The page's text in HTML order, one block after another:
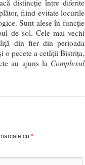
distincţie între diferite
fiind evitate locurile
Sunt alese în funcţie
de sol. Cele mai vechi
din fier din perioada
o pecete a cetăţii Bistriţa,
au ajuns la Complexul
cu *